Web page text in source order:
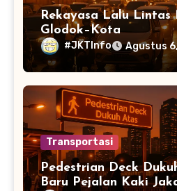
Rekayasa Lalu Lintas
Glodok–Kota
#JKTInfo Agustus
Transportasi
Pedestrian Deck
Baru Pejalan Kaki